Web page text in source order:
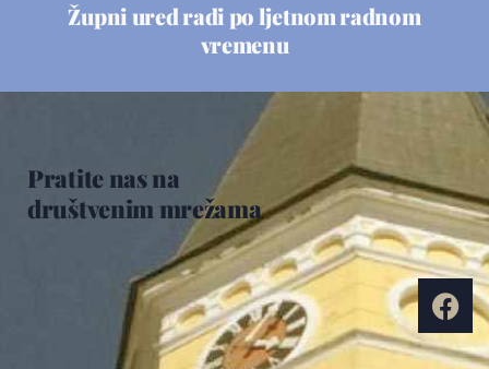
Župni ured radi po ljetnom radnom
vremenu
Pratite nas na
društvenim mrežama